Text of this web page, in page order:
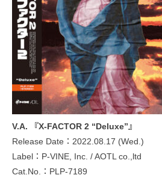
V.A. 『X-FACTOR 2 “Deluxe”』
Release Date：2022.08.17 (Wed.)
Label：P-VINE, Inc. / AOTL co.,ltd
Cat.No.：PLP-7189